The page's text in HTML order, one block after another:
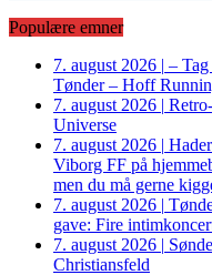
Populære emner
7. august 2026 | –
Tønder – Hoff
7. august 2026 |
Universe
7. august 2026 |
Viborg FF på
men du må gerne
7. august 2026 |
gave: Fire
7. august 2026 |
Christiansfeld